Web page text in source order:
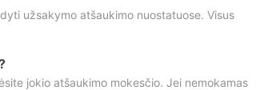
užsakymo atšaukimo nuostatuose. Visus
jokio atšaukimo mokesčio. Jei nemokamas